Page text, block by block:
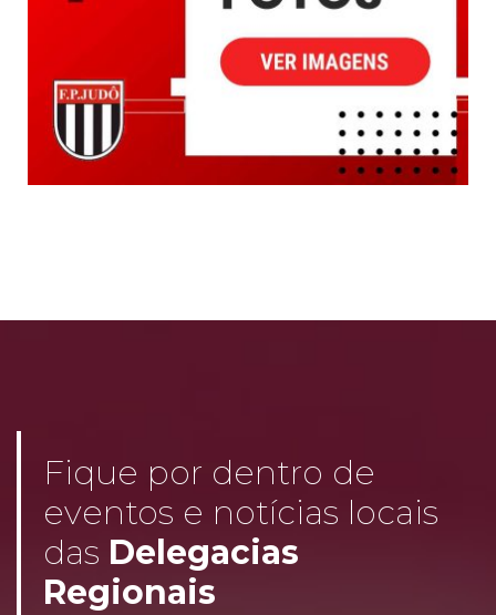
Fique por dentro de
eventos e notícias locais
das Delegacias
Regionais